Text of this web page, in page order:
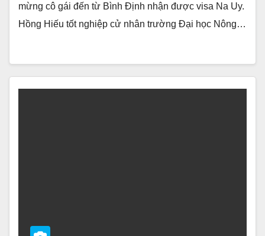
mừng cô gái đến từ Bình Định nhận được visa Na Uy.
Hồng Hiếu tốt nghiệp cử nhân trường Đại học Nông…